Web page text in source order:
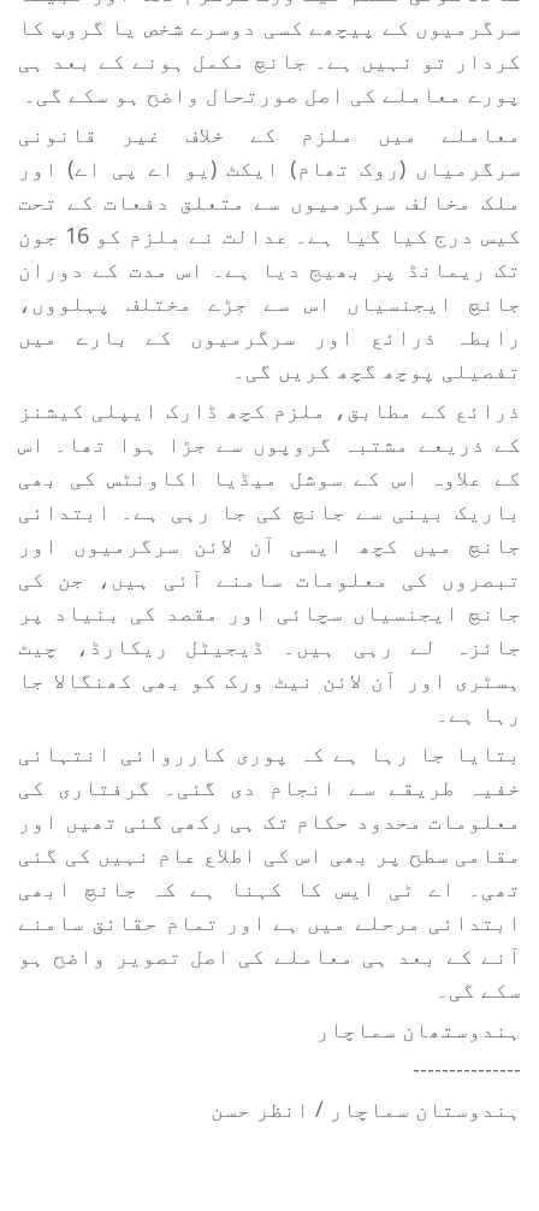
سرگرمیوں کے پیچھے کسی دوسرے شخص یا گروپ کا
کردار تو نہیں ہے۔ جانچ مکمل ہونے کے بعد ہی
پورے معاملے کی اصل صورتحال واضح ہو سکے گی۔
معاملے میں ملزم کے خلاف غیر قانونی
سرگرمیاں (روک تھام) ایکٹ (یو اے پی اے) اور
ملک مخالف سرگرمیوں سے متعلق دفعات کے تحت
کیس درج کیا گیا ہے۔ عدالت نے ملزم کو 16 جون
تک ریمانڈ پر بھیج دیا ہے۔ اس مدت کے دوران
جانچ ایجنسیاں اس سے جڑے مختلف پہلووں،
رابطہ ذرائع اور سرگرمیوں کے بارے میں
تفصیلی پوچھ گچھ کریں گی۔
ذرائع کے مطابق، ملزم کچھ ڈارک ایپلی کیشنز
کے ذریعے مشتبہ گروپوں سے جڑا ہوا تھا۔ اس
کے علاوہ اس کے سوشل میڈیا اکاونٹس کی بھی
باریک بینی سے جانچ کی جا رہی ہے۔ ابتدائی
جانچ میں کچھ ایسی آن لائن سرگرمیوں اور
تبصروں کی معلومات سامنے آئی ہیں، جن کی
جانچ ایجنسیاں سچائی اور مقصد کی بنیاد پر
جائزہ لے رہی ہیں۔ ڈیجیٹل ریکارڈ، چیٹ
ہسٹری اور آن لائن نیٹ ورک کو بھی کھنگالا جا
رہا ہے۔
بتایا جا رہا ہے کہ پوری کارروائی انتہائی
خفیہ طریقے سے انجام دی گئی۔ گرفتاری کی
معلومات محدود حکام تک ہی رکھی گئی تھیں اور
مقامی سطح پر بھی اس کی اطلاع عام نہیں کی گئی
تھی۔ اے ٹی ایس کا کہنا ہے کہ جانچ ابھی
ابتدائی مرحلے میں ہے اور تمام حقائق سامنے
آنے کے بعد ہی معاملے کی اصل تصویر واضح ہو
سکے گی۔
ہندوستھان سماچار
---------------
ہندوستان سماچار / انظر حسن